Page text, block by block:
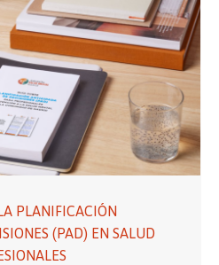
PLANIFICACIÓN
(PAD) EN SALUD